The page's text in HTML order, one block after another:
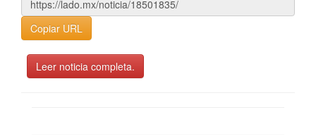
Copiar URL
Leer noticia completa.